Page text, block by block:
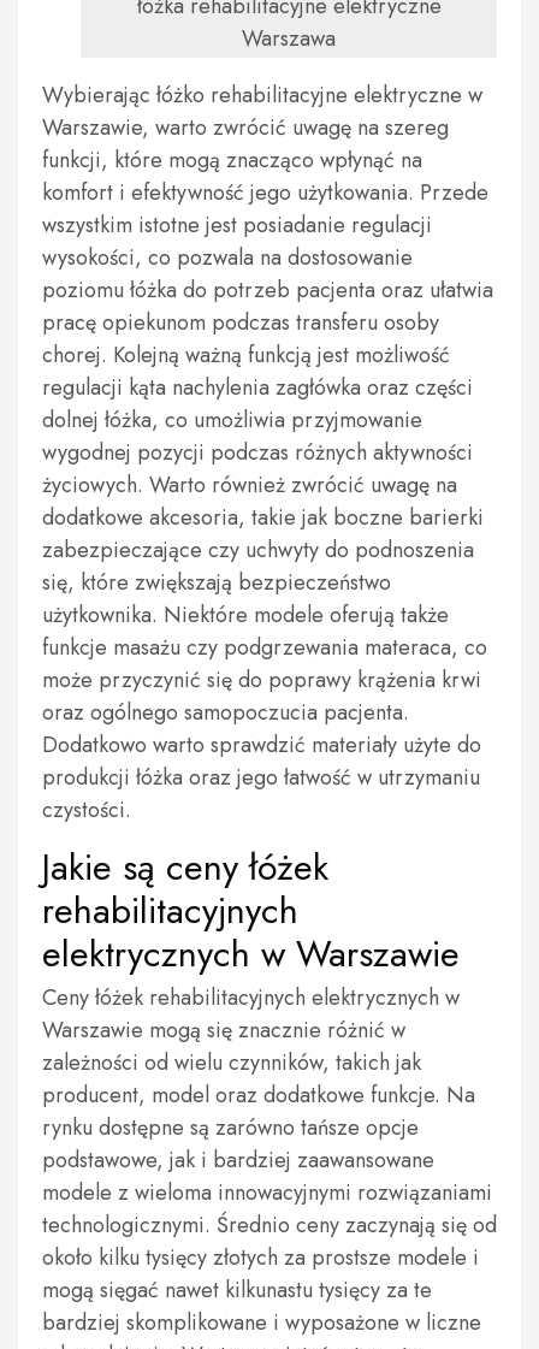
Warszawa
Wybierając łóżko rehabilitacyjne elektryczne w
Warszawie, warto zwrócić uwagę na szereg
funkcji, które mogą znacząco wpłynąć na
komfort i efektywność jego użytkowania. Przede
wszystkim istotne jest posiadanie regulacji
wysokości, co pozwala na dostosowanie
poziomu łóżka do potrzeb pacjenta oraz ułatwia
pracę opiekunom podczas transferu osoby
chorej. Kolejną ważną funkcją jest możliwość
regulacji kąta nachylenia zagłówka oraz części
dolnej łóżka, co umożliwia przyjmowanie
wygodnej pozycji podczas różnych aktywności
życiowych. Warto również zwrócić uwagę na
dodatkowe akcesoria, takie jak boczne barierki
zabezpieczające czy uchwyty do podnoszenia
się, które zwiększają bezpieczeństwo
użytkownika. Niektóre modele oferują także
funkcje masażu czy podgrzewania materaca, co
może przyczynić się do poprawy krążenia krwi
oraz ogólnego samopoczucia pacjenta.
Dodatkowo warto sprawdzić materiały użyte do
produkcji łóżka oraz jego łatwość w utrzymaniu
czystości.
Jakie są ceny łóżek
rehabilitacyjnych
elektrycznych w Warszawie
Ceny łóżek rehabilitacyjnych elektrycznych w
Warszawie mogą się znacznie różnić w
zależności od wielu czynników, takich jak
producent, model oraz dodatkowe funkcje. Na
rynku dostępne są zarówno tańsze opcje
podstawowe, jak i bardziej zaawansowane
modele z wieloma innowacyjnymi rozwiązaniami
technologicznymi. Średnio ceny zaczynają się od
około kilku tysięcy złotych za prostsze modele i
mogą sięgać nawet kilkunastu tysięcy za te
bardziej skomplikowane i wyposażone w liczne